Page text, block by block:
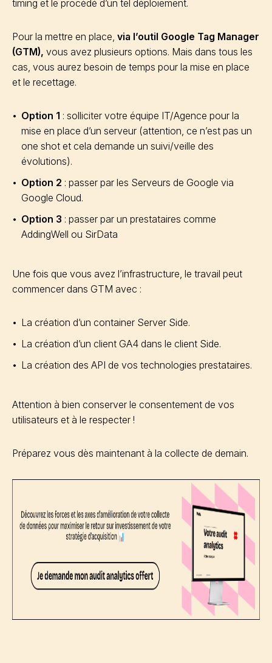
timing et le procédé d’un tel déploiement.
Pour la mettre en place, via l’outil Google Tag Manager
(GTM), vous avez plusieurs options. Mais dans tous les
cas, vous aurez besoin de temps pour la mise en place
et le recettage.
Option 1 : solliciter votre équipe IT/Agence pour la
mise en place d’un serveur (attention, ce n’est pas un
one shot et cela demande un suivi/veille des
évolutions).
Option 2 : passer par les Serveurs de Google via
Google Cloud.
Option 3 : passer par un prestataires comme
AddingWell ou SirData
Une fois que vous avez l’infrastructure, le travail peut
commencer dans GTM avec :
La création d’un container Server Side.
La création d’un client GA4 dans le client Side.
La création des API de vos technologies prestataires.
Attention à bien conserver le consentement de vos
utilisateurs et à le respecter !
Préparez vous dès maintenant à la collecte de demain.